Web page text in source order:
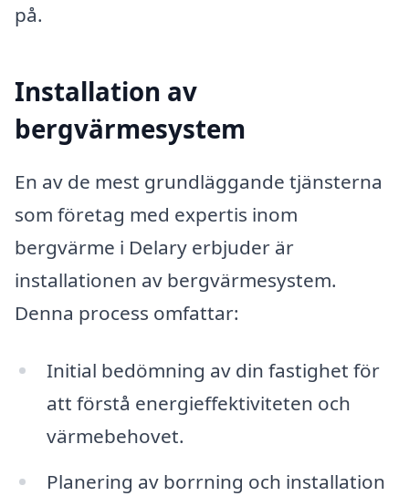
på.
Installation av
bergvärmesystem
En av de mest grundläggande tjänsterna
som företag med expertis inom
bergvärme i Delary erbjuder är
installationen av bergvärmesystem.
Denna process omfattar:
Initial bedömning av din fastighet för
att förstå energieffektiviteten och
värmebehovet.
Planering av borrning och installation